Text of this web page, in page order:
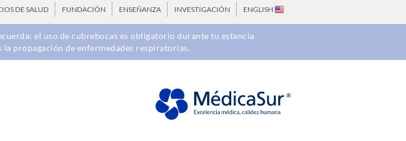
DE SALUD FUNDACIÓN ENSEÑANZA INVESTIGACIÓN ENGLISH
el uso de cubrebocas es obligatorio durante tu estancia
propagación de enfermedades respiratorias.